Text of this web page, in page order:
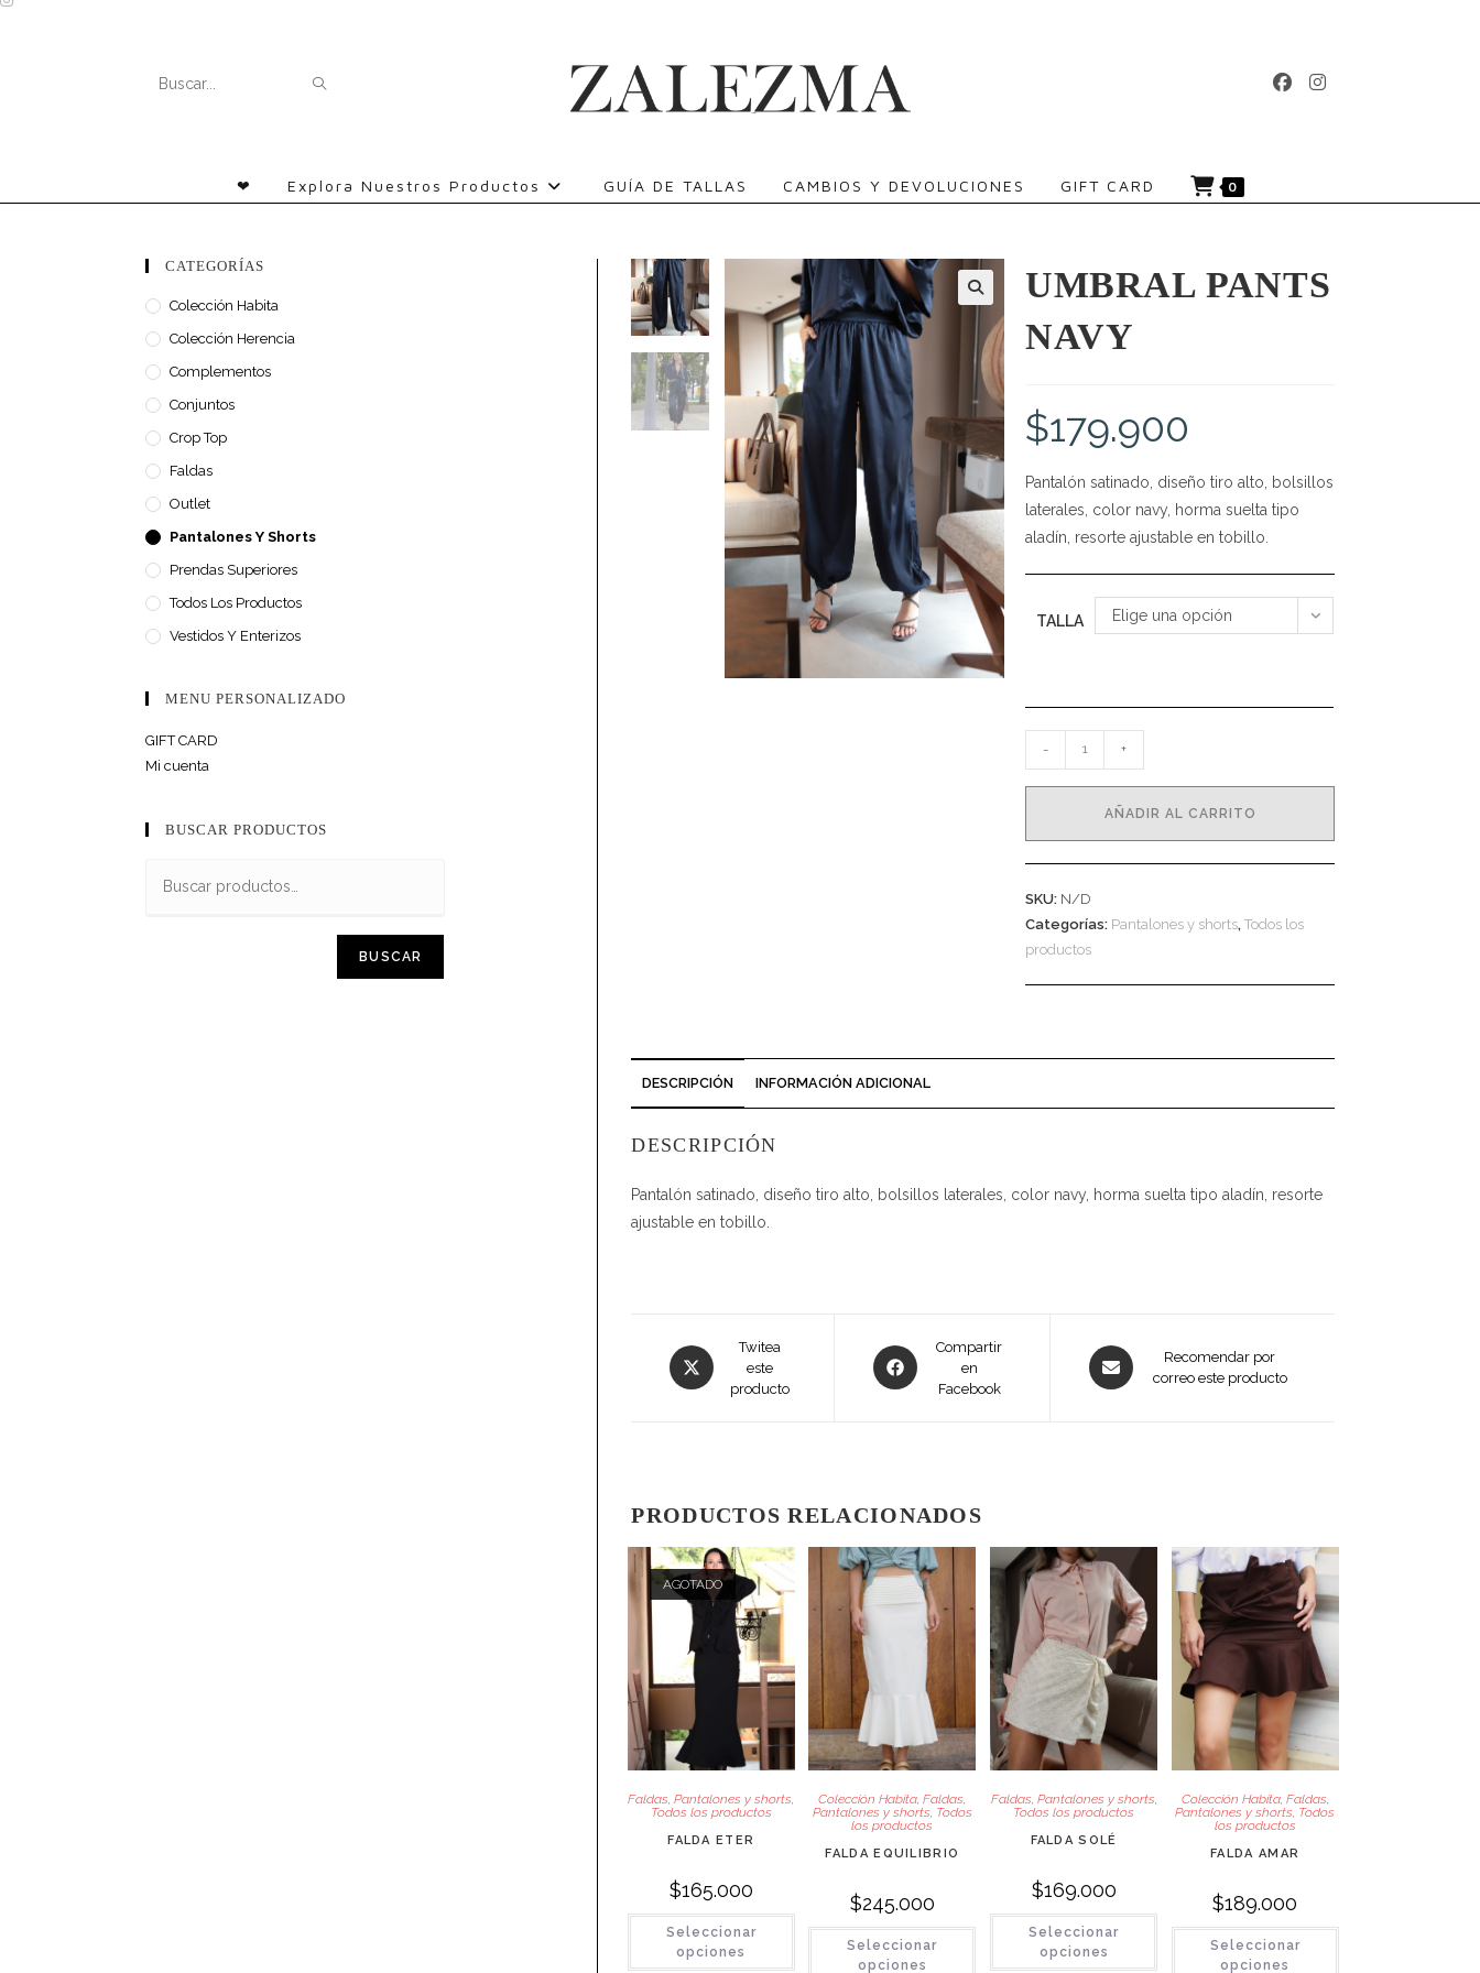
Ir
Buscar
❤ Explora Nuestros Productos GUÍA DE TALLAS CAMBIOS Y DEVOLUCIONES GIFT CARD 0
CATEGORÍAS
Colección Habita
Colección Herencia
Complementos
Conjuntos
Crop Top
Faldas
Outlet
Pantalones Y Shorts
Prendas Superiores
Todos Los Productos
Vestidos Y Enterizos
MENU PERSONALIZADO
GIFT CARD
Mi cuenta
BUSCAR PRODUCTOS
BUSCAR
UMBRAL PANTS
NAVY
$179.900
Pantalón satinado, diseño tiro alto, bolsillos
laterales, color navy, horma suelta tipo
aladín, resorte ajustable en tobillo.
TALLA Elige una opción
Pants
- +
AÑADIR AL CARRITO
SKU: N/D
Categorías: Pantalones y shorts,Todos los
productos
DESCRIPCIÓN INFORMACIÓN ADICIONAL
DESCRIPCIÓN
Pantalón satinado, diseño tiro alto, bolsillos laterales, color navy, horma suelta tipo aladín, resorte
ajustable en tobillo.
Opens
in
Twitea
este
producto
Opens
in
Compartir
en
Facebook
Opens
in
Recomendar por
correo este producto
PRODUCTOS RELACIONADOS
AGOTADO
Faldas ,Pantalones y shorts
Todos los productos
FALDA ETER
$165.000
Seleccionar
opciones
Este
producto
múltiples
Colección Habita ,Faldas
Pantalones y shorts Todos
los productos
FALDA EQUILIBRIO
$245.000
Seleccionar
opciones
Este
producto
tiene
Faldas Pantalones y shorts
Todos los productos
FALDA SOLÉ
$169.000
Seleccionar
opciones
Este
producto
múltiples
Colección Habita, Faldas
Pantalones y shorts Todos
los productos
FALDA AMAR
$189.000
Seleccionar
opciones
Este